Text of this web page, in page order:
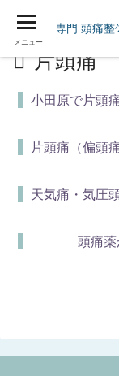
片頭痛
小田原で片頭
片頭痛（偏頭
天気痛・気圧
頭痛
メニュー
女性専門 頭痛